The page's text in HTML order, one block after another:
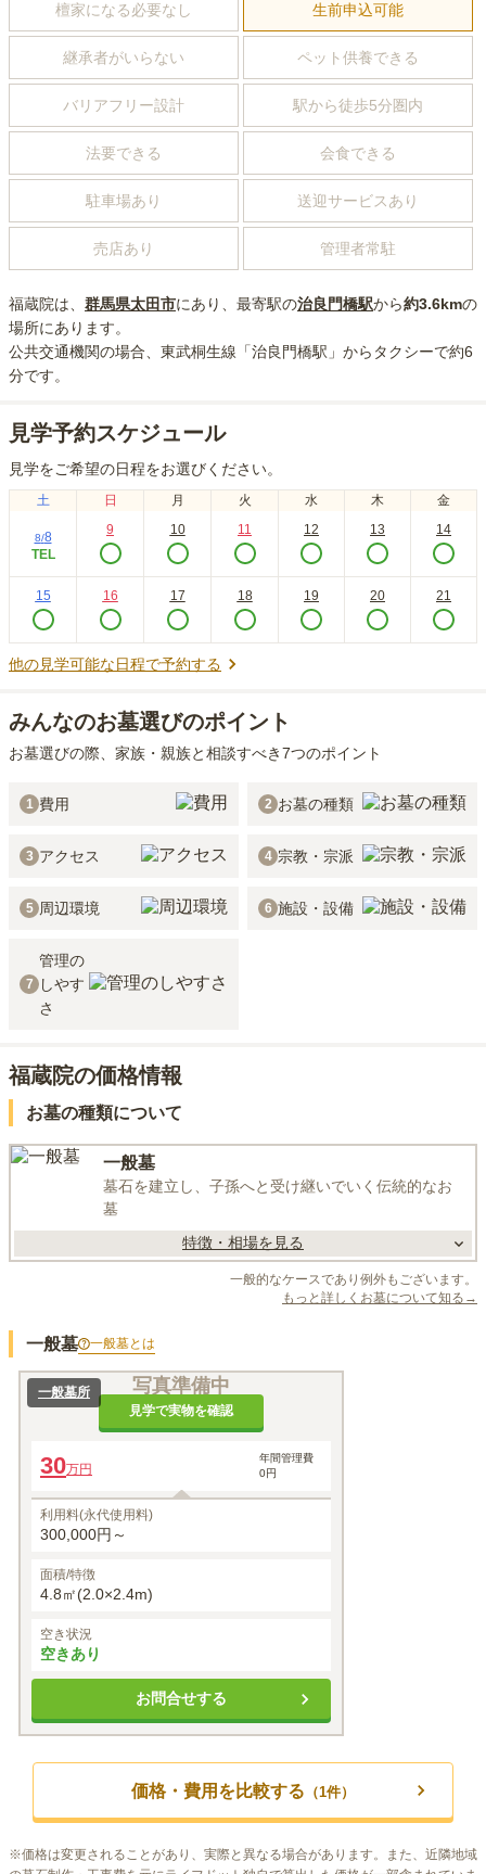
檀家になる必要なし 生前申込可能
継承者がいらない ペット供養できる
バリアフリー設計 駅から徒歩5分圏内
法要できる 会食できる
駐車場あり 送迎サービスあり
売店あり 管理者常駐
福蔵院は、 群馬県太田市にあり 、最寄駅の治良門橋駅から約3.6kmの
場所にあり ます。
公共交通機関の場合、東武桐生線「治良門橋駅」からタクシーで約6
分です。
見学予約スケジュール
見学をご希望の日程をお選びください。
土 日 月 火 水 木 金
8/8
TEL
9 10 11 12 13 14
15 16 17 18 19 20 21
他の見学可能な日程で予約する
みんなのお墓選びのポイント
お墓選びの際、家族・親族と相談すべき7つのポイント
1 費用 2 お墓の種類
3 アクセス 4 宗教・宗派
5 周辺環境 6 施設・設備
7
管理の
しやす
さ
福蔵院の価格情報
お墓の種類について
一般墓
墓石を建立し、子孫へと受け継いでいく伝統的なお
墓
特徴・相場を見る
一般的なケースであり例外もございます。
もっと詳しくお墓について知る→
一般墓 一般墓とは
写真準備中
見学で実物を確認
一般墓所
30万円
年間管理費
0円
利用料(永代使用料)
300,000円～
面積/特徴
4.8㎡(2.0×2.4m)
空き状況
空きあり
お問合せする
価格・費用を比較する （1件）
※価格は変更されることがあり、実際と異なる場合があります。また、近隣地域